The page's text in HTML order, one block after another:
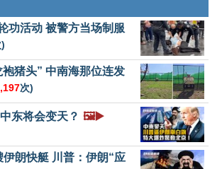
功活动 被警方当场制服
猪头” 中南海那位连发
次)
东将会变天？ 🖼️▶️
朗快艇 川普：伊朗“应